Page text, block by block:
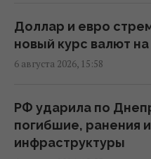
страны НАТО
помощь
02:52 пятница, 07 августа 2026
Корецкий объявил
заработной платы
22:53 четверг, 06 августа 2026
Доллар и евро
новый курс валют на
6 августа 2026, 15:58
РФ ударила по
погибшие, ранения
инфраструктуры